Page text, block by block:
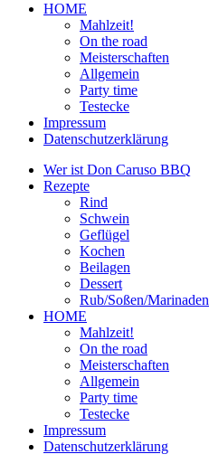
HOME
Mahlzeit!
On the road
Meisterschaften
Allgemein
Party time
Testecke
Impressum
Datenschutzerklärung
Wer ist Don Caruso BBQ
Rezepte
Rind
Schwein
Geflügel
Kochen
Beilagen
Dessert
Rub/Soßen/Marinaden
HOME
Mahlzeit!
On the road
Meisterschaften
Allgemein
Party time
Testecke
Impressum
Datenschutzerklärung